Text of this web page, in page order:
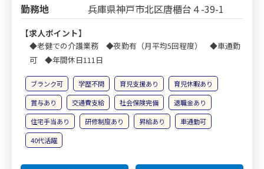
勤務地
兵庫県神戸市北区唐櫃台４-39-1
【求人ポイント】
◆老健での介護業務 ◆夜勤有（月平均5回程度） ◆車通勤
可 ◆年間休日111日
ブランク可 学歴不問 育児支援あり
育児休暇あり
賞与あり
交通費支給 社会保険完備
退職金あり
住宅手当あり
研修制度あり 昇給あり
車通勤可
40代活躍